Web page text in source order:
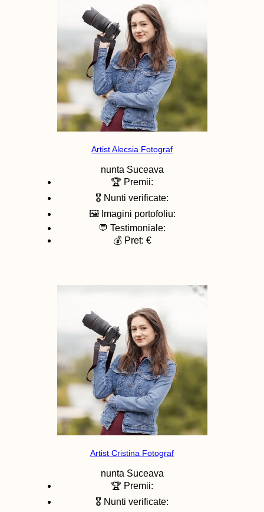
Artist Alecsia Fotograf
nunta Suceava
🏆 Premii:
🎖️ Nunti verificate:
🖼️ Imagini portofoliu:
💬 Testimoniale:
💰 Pret: €
Artist Cristina Fotograf
nunta Suceava
🏆 Premii:
🎖️ Nunti verificate: